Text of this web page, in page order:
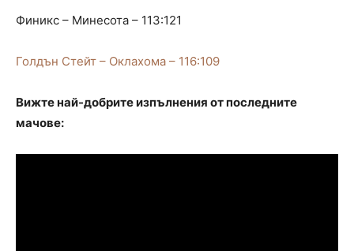
Финикс – Минесота – 113:121
Голдън Стейт – Оклахома – 116:109
Вижте най-добрите изпълнения от последните
мачове: